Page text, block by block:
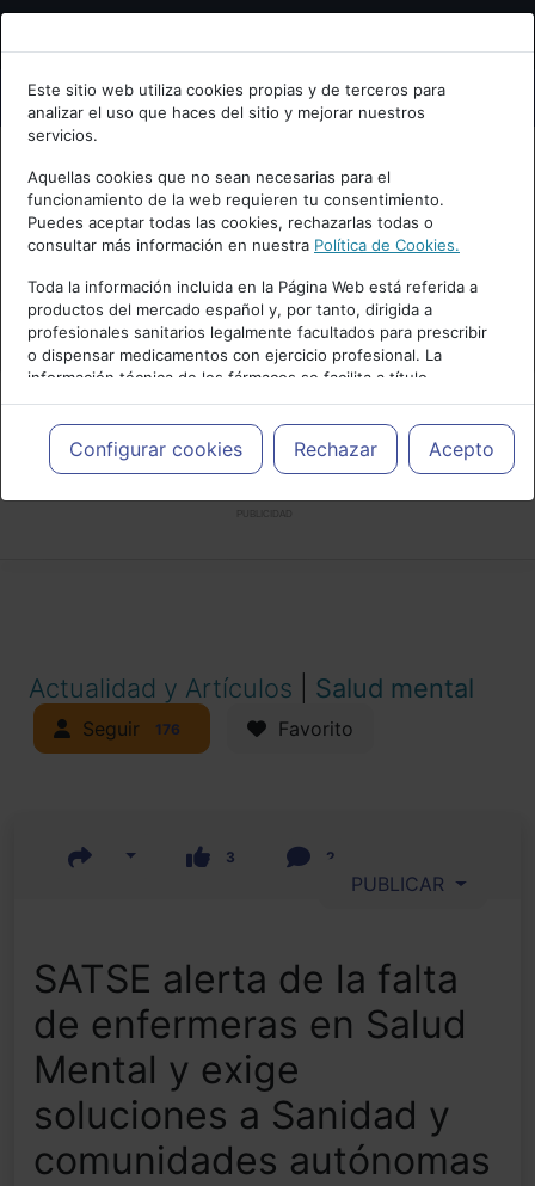
Bienvenid@ a psiquiatria.com
Escribe tu Email
Accede o regístrate con tu email.
Cancelar
Este sitio web utiliza cookies propias y de terceros para
analizar el uso que haces del sitio y mejorar nuestros
servicios.
Aquellas cookies que no sean necesarias para el
funcionamiento de la web requieren tu consentimiento.
Puedes aceptar todas las cookies, rechazarlas todas o
consultar más información en nuestra Política de Cookies.
Toda la información incluida en la Página Web está referida a
productos del mercado español y, por tanto, dirigida a
profesionales sanitarios legalmente facultados para prescribir
o dispensar medicamentos con ejercicio profesional. La
información técnica de los fármacos se facilita a título
meramente informativo, siendo responsabilidad de los
profesionales facultados prescribir medicamentos y decidir, en
cada caso concreto, el tratamiento más adecuado a las
necesidades del paciente.
Configurar cookies Rechazar Acepto
Actualidad y Artículos Salud mental
Seguir 176 Favorito
3 2
PUBLICAR
SATSE alerta de la falta
de enfermeras en Salud
Mental y exige
soluciones a Sanidad y
comunidades autónomas